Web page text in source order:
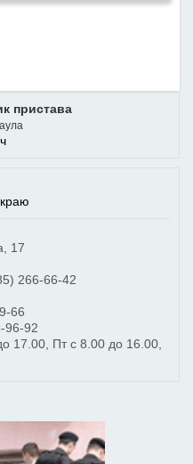
пристава
17
266-66-42
66
96-92
17.00, Пт с 8.00 до 16.00,